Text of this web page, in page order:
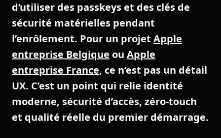
d’utiliser des passkeys et des clés de
sécurité matérielles pendant
l’enrôlement. Pour un projet Apple
entreprise Belgique ou Apple
entreprise France, ce n’est pas un détail
UX. C’est un point qui relie identité
moderne, sécurité d’accès, zéro-touch
et qualité réelle du premier démarrage.